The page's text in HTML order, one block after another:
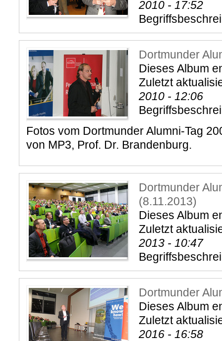
2010 - 17:52
Dortmunder
Dieses Album
Zuletzt
2010 - 12:06
Fotos vom Dortmunder Alumni-Tag
von MP3, Prof. Dr. Brandenburg.
Dortmunder
(8.11.2013)
Dieses Album
Zuletzt
2013 - 10:47
Dortmunder
Dieses Album
Zuletzt
2016 - 16:58